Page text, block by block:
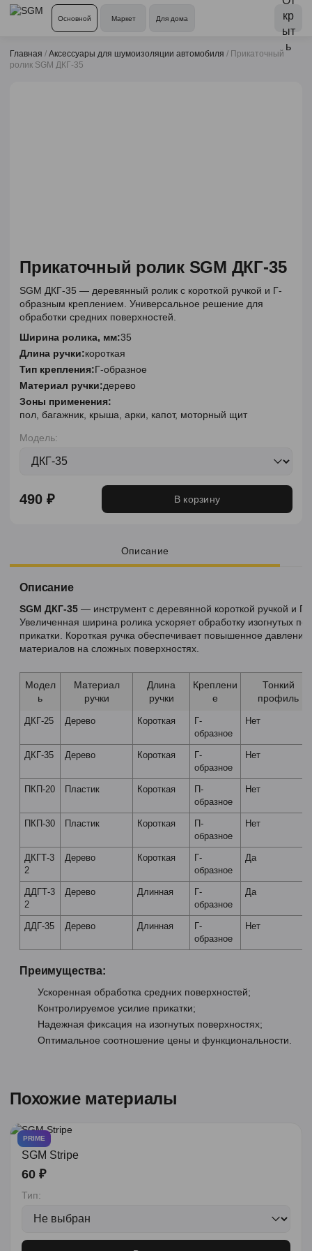
Основной Маркет Для дома
Главная / Аксессуары для шумоизоляции автомобиля / Прикаточный
ролик SGM ДКГ-35
Прикаточный ролик SGM ДКГ-35
SGM ДКГ-35 — деревянный ролик с короткой ручкой и Г-
образным креплением. Универсальное решение для
обработки средних поверхностей.
Ширина ролика, мм:35
Длина ручки:короткая
Тип крепления:Г-образное
Материал ручки:дерево
Зоны применения:
пол, багажник, крыша, арки, капот, моторный щит
Модель:
490 ₽ В корзину
Описание
Описание
SGM ДКГ-35 — инструмент с деревянной короткой ручкой и
Увеличенная ширина ролика ускоряет обработку изогнутых
прикатки. Короткая ручка обеспечивает повышенное
материалов на сложных поверхностях.
Модел
ь
Материал
ручки
Длина
ручки
Креплени
е
Тонкий
профиль
ДКГ-25 Дерево Короткая
Г-
образное
Нет
ДКГ-35 Дерево Короткая
Г-
образное
Нет
ПКП-20 Пластик Короткая
П-
образное
Нет
ПКП-30 Пластик Короткая
П-
образное
Нет
ДКГТ-3
2
Дерево Короткая
Г-
образное
Да
ДДГТ-3
2
Дерево Длинная
Г-
образное
Да
ДДГ-35 Дерево Длинная
Г-
образное
Нет
Преимущества:
Ускоренная обработка средних поверхностей;
Контролируемое усилие прикатки;
Надежная фиксация на изогнутых поверхностях;
Оптимальное соотношение цены и функциональности.
Похожие материалы
PRIME
SGM Stripe
60 ₽
Тип: